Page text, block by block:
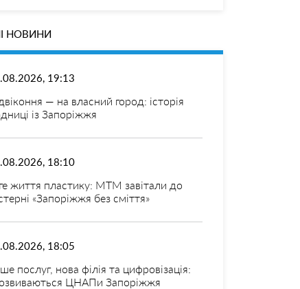
НОВИНИ
19:13
— на власний город: історія
із Запоріжжя
18:10
життя пластику: МТМ завітали до
«Запоріжжя без сміття»
18:05
послуг, нова філія та цифровізація:
ЦНАПи Запоріжжя